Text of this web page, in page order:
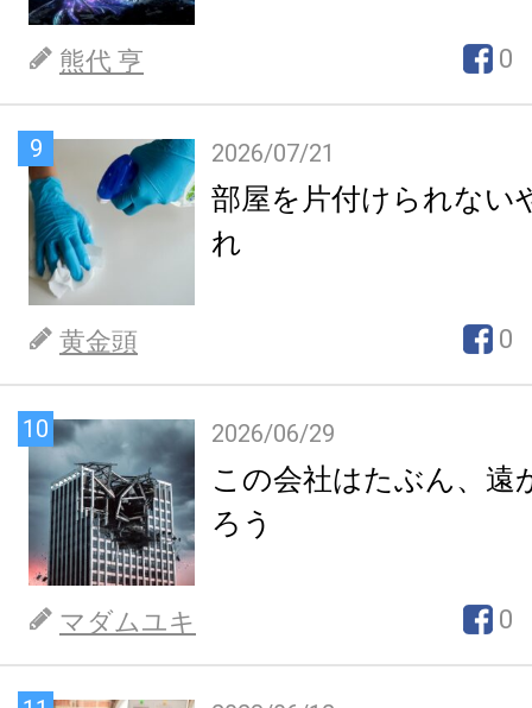
熊代 亨 0
9 2026/07/21
部屋を片付けられない
れ
黄金頭 0
10 2026/06/29
この会社はたぶん、遠
ろう
マダムユキ 0